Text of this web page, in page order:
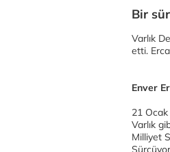
Bir
Varlık
etti.
Enver
21
Varlık
Milliyet